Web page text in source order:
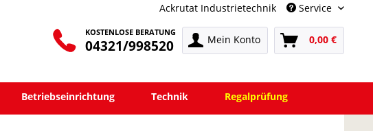
Ackrutat Industrietechnik Service
KOSTENLOSE BERATUNG
04321/998520 Mein Konto 0,00 €
Betriebseinrichtung Technik Regalprüfung